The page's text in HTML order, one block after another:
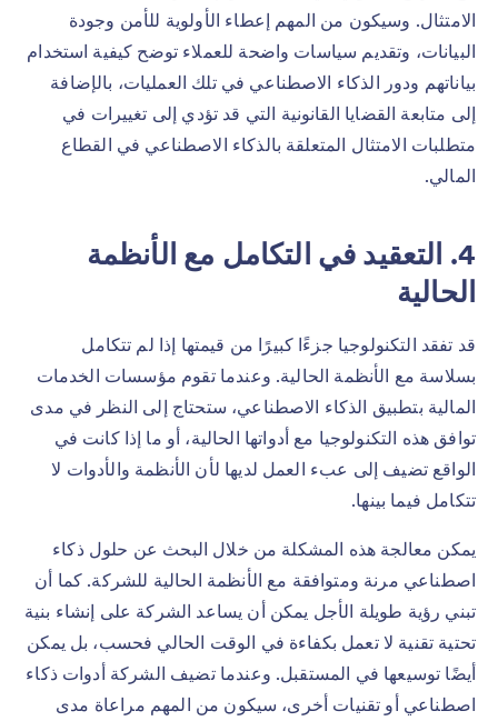
الامتثال. وسيكون من المهم إعطاء الأولوية للأمن وجودة
البيانات، وتقديم سياسات واضحة للعملاء توضح كيفية استخدام
بياناتهم ودور الذكاء الاصطناعي في تلك العمليات، بالإضافة
إلى متابعة القضايا القانونية التي قد تؤدي إلى تغييرات في
متطلبات الامتثال المتعلقة بالذكاء الاصطناعي في القطاع
المالي.
4. التعقيد في التكامل مع الأنظمة
الحالية
قد تفقد التكنولوجيا جزءًا كبيرًا من قيمتها إذا لم تتكامل
بسلاسة مع الأنظمة الحالية. وعندما تقوم مؤسسات الخدمات
المالية بتطبيق الذكاء الاصطناعي، ستحتاج إلى النظر في مدى
توافق هذه التكنولوجيا مع أدواتها الحالية، أو ما إذا كانت في
الواقع تضيف إلى عبء العمل لديها لأن الأنظمة والأدوات لا
تتكامل فيما بينها.
يمكن معالجة هذه المشكلة من خلال البحث عن حلول ذكاء
اصطناعي مرنة ومتوافقة مع الأنظمة الحالية للشركة. كما أن
تبني رؤية طويلة الأجل يمكن أن يساعد الشركة على إنشاء بنية
تحتية تقنية لا تعمل بكفاءة في الوقت الحالي فحسب، بل يمكن
أيضًا توسيعها في المستقبل. وعندما تضيف الشركة أدوات ذكاء
اصطناعي أو تقنيات أخرى، سيكون من المهم مراعاة مدى